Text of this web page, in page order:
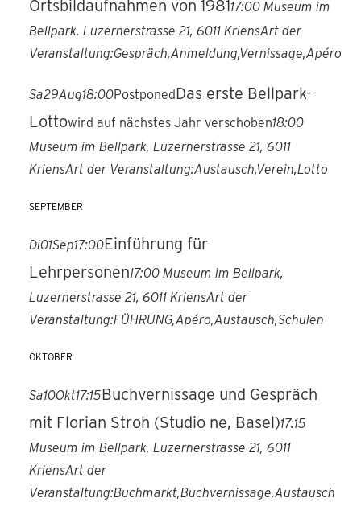
Ortsbildaufnahmen von 1981 17:00 Museum im
Bellpark, Luzernerstrasse 21, 6011 KriensArt der
Veranstaltung:Gespräch,Anmeldung,Vernissage,Apéro
Sa29Aug18:00PostponedDas erste Bellpark-
Lottowird auf nächstes Jahr verschoben18:00
Museum im Bellpark, Luzernerstrasse 21, 6011
KriensArt der Veranstaltung:Austausch,Verein,Lotto
SEPTEMBER
Di01Sep17:00Einführung für
Lehrpersonen17:00 Museum im Bellpark,
Luzernerstrasse 21, 6011 KriensArt der
Veranstaltung:FÜHRUNG,Apéro,Austausch,Schulen
OKTOBER
Sa10Okt17:15Buchvernissage und Gespräch
mit Florian Stroh (Studio ne, Basel)17:15
Museum im Bellpark, Luzernerstrasse 21, 6011
KriensArt der
Veranstaltung:Buchmarkt,Buchvernissage,Austausch